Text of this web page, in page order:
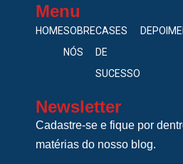
Menu
HOMESOBRE
NÓS
CASES
DE
SUCESSO
Newsletter
Cadastre-se e fique por
matérias do nosso blog.